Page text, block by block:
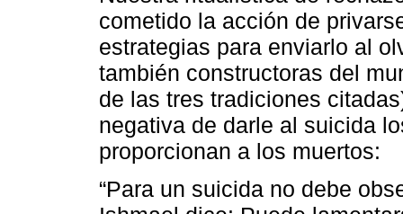
cometido la acción de
estrategias para enviarlo al
también constructoras del
de las tres tradiciones
negativa de darle al suicida
proporcionan a los muertos:
“Para un suicida no debe